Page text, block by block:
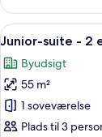
værelse
med
2
(Premier)
Indlæs
alle
billeder
af
Junior-
suite
6
Junior-suite - 2
Byudsigt
55 m²
1 soveværelse
Plads til 3